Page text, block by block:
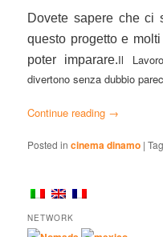
Dovete sapere che ci
questo progetto e
poter imparare.Il
divertono senza dubbio
Continue reading →
Posted in cinema dinamo |
NETWORK